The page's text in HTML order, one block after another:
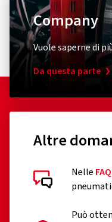
Company
Vuole saperne di
Da questa parte
Altre
Nelle FAQ
Può